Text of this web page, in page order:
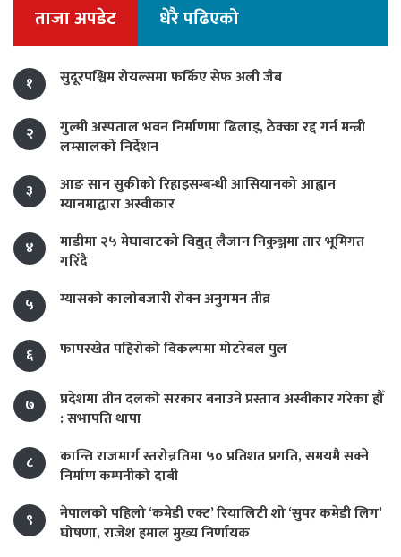
ताजा अपडेट धेरै पढिएको
१ सुदूरपश्चिम रोयल्समा फर्किए सेफ अली जैब
२
गुल्मी अस्पताल भवन निर्माणमा ढिलाइ, ठेक्का रद्द गर्न मन्त्री
लम्सालको निर्देशन
३
आङ सान सुकीको रिहाइसम्बन्धी आसियानको आह्वान
म्यानमाद्वारा अस्वीकार
४
माडीमा २५ मेघावाटको विद्युत् लैजान निकुञ्जमा तार भूमिगत
गरिँदै
५
ग्यासको कालोबजारी रोक्न अनुगमन तीव्र
६ फापरखेत पहिरोको विकल्पमा मोटरेबल पुल
७
प्रदेशमा तीन दलको सरकार बनाउने प्रस्ताव अस्वीकार गरेका हौँ
: सभापति थापा
८
कान्ति राजमार्ग स्तरोन्नतिमा ५० प्रतिशत प्रगति, समयमै सक्ने
निर्माण कम्पनीको दाबी
९
नेपालको पहिलो ‘कमेडी एक्ट’ रियालिटी शो ‘सुपर कमेडी लिग’
घोषणा, राजेश हमाल मुख्य निर्णायक